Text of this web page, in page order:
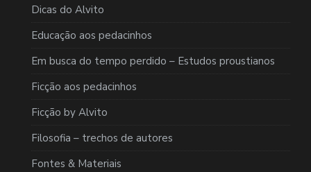
Dicas do Alvito
Educação aos pedacinhos
Em busca do tempo perdido – Estudos proustianos
Ficção aos pedacinhos
Ficção by Alvito
Filosofia – trechos de autores
Fontes & Materiais